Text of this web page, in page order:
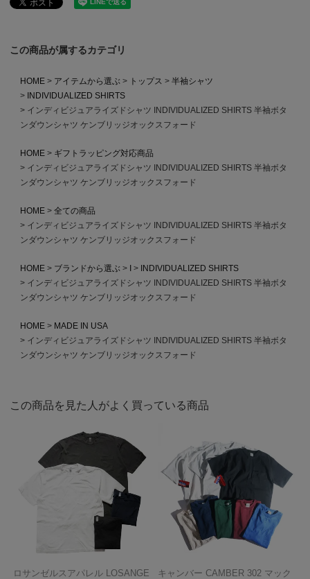
この商品が属するカテゴリ
HOME アイテムから選ぶ トップス
半袖シャツ
INDIVIDUALIZED SHIRTS
インディビジュアライズドシャツ INDIVIDUALIZED SHIRTS 半袖ボタ
ンダウンシャツ ケンブリッジオックスフォード
HOME
ギフトラッピング対応商品
インディビジュアライズドシャツ INDIVIDUALIZED SHIRTS 半袖ボタ
ンダウンシャツ ケンブリッジオックスフォード
HOME
全ての商品
インディビジュアライズドシャツ INDIVIDUALIZED SHIRTS 半袖ボタ
ンダウンシャツ ケンブリッジオックスフォード
HOME ブランドから選ぶ I
INDIVIDUALIZED SHIRTS
インディビジュアライズドシャツ INDIVIDUALIZED SHIRTS 半袖ボタ
ンダウンシャツ ケンブリッジオックスフォード
HOME
MADE IN USA
インディビジュアライズドシャツ INDIVIDUALIZED SHIRTS 半袖ボタ
ンダウンシャツ ケンブリッジオックスフォード
この商品を見た人がよく買っている商品
ロサンゼルスアパレル LOSANGE
キャンバー CAMBER 302 マック